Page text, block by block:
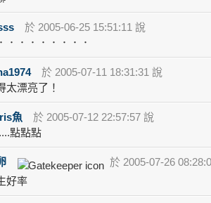
於 2005-06-25 15:51:11 說
．．．．．．．．
於 2005-07-11 18:31:31 說
太漂亮了！
魚
於 2005-07-12 22:57:57 說
點點點
於 2005-07-26
好率